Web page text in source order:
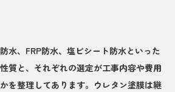
水、FRP防水、塩ビシート防水といった
質と、それぞれの選定が工事内容や費用
を整理してあります。ウレタン塗膜は継